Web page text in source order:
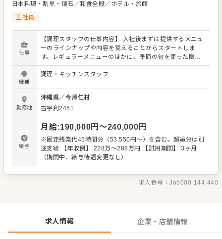
日本料理・割烹・懐石／和食全般／ホテル・旅館
正社員
仕事
【調理スタッフの仕事内容】 入社後まずは提供するメニュ
ーのラインナップや内容を覚えることからスタートしま
す。レギュラーメニューのほかに、季節の旬を使った限定
メニューを提供することもありますので、これまでの調理
経験に加え、さまざまなスキルを習得してください。 料理
想から生まれる新作を期待しています。よりよいお店づく
りのためのオペレーション改善や構築についてのアイデア
も大歓迎です。 【具体的には…】 ・仕込みや盛り付けなど
カンタンな調理からスタート ・全体の流れを学んで調理全
般を担当 ・仕入れや在庫管理などキッチンの管理業務 ・ま
かないづくり ・後輩スタッフやアルバイトスタッフの教育
・料理長の補助 ・新メニュー提案 など 入社後はスキルに
合わせた業務からお任せしますので、徐々に業務の幅を広
トしますので、経験が浅い方も安心してスタートできる環
境です。 ゆくゆくは、料理長やSVといった本部職への昇格
職種
調理・キッチンスタッフ
勤務地
沖縄県／今帰仁村
古宇利2451
給与
月給:190,000円〜240,000円
※固定残業代45時間分（53,550円～）を含む。超過分は別
途支給 【年収例】 228万～288万円 【試用期間】 3ヶ月
（期間中、給与待遇変更なし）
求人番号：Job000-144-440
求人情報 企業・店舗情報